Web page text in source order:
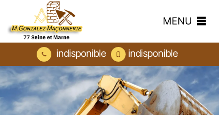
MENU
indisponible indisponible